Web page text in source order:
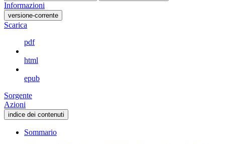
Informazioni
versione-corrente
Scarica
pdf
html
epub
Sorgente
Azioni
indice dei contenuti
Sommario